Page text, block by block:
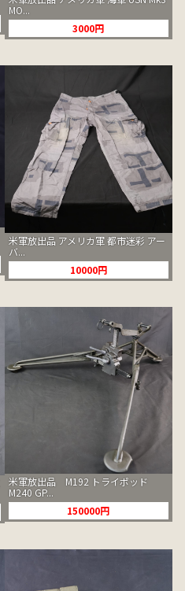
MO...
3000円
米軍放出品 アメリカ軍 都市迷彩 アー
バ...
10000円
米軍放出品 M192 トライポッド
M240 GP...
150000円